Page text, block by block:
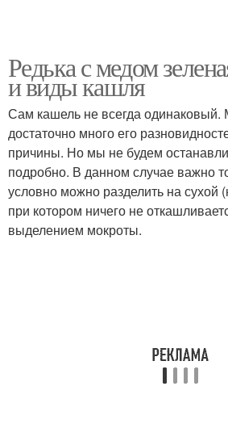
Редька с медом
и виды кашля
Сам кашель не всегда одинаковый.
достаточно много его
причины. Но мы не будем
подробно. В данном случае важно
условно можно разделить на сухой
при котором ничего не
выделением мокроты.